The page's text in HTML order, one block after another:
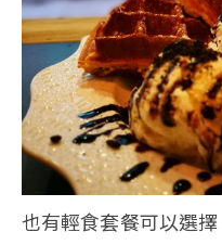
也有輕食套餐可以選